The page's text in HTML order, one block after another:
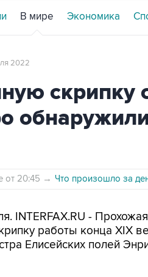
В мире Экономика
2022
скрипку
от 20:45 → Что произошло за
INTERFAX.RU -
работы конца XIX
Елисейских полей